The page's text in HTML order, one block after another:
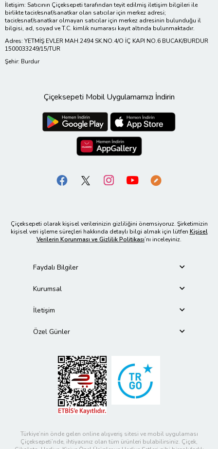
İletişim: Satıcının Çiçeksepeti tarafından teyit edilmiş iletişim bilgileri ile
birlikte tacir/esnaf/sanatkar olan satıcılar için merkez adresi;
tacir/esnaf/sanatkar olmayan satıcılar için merkez adresinin bulunduğu il
bilgisi, ad, soyad ve T.C. kimlik numarası kayıt altında bulunmaktadır.
Adres: YETMİŞ EVLER MAH.2494 SK.NO.4/O İÇ KAPI NO.6 BUCAK/BURDUR
1500033249/15/TUR
Şehir: Burdur
Çiçeksepeti Mobil Uygulamamızı İndirin
Çiçeksepeti olarak kişisel verilerinizin gizliliğini önemsiyoruz. Şirketimizin
kişisel veri işleme süreçleri hakkında detaylı bilgi almak için lütfen Kişisel
Verilerin Korunması ve Gizlilik Politikası’nı inceleyiniz.
Faydalı Bilgiler
Kurumsal
İletişim
Özel Günler
Türkiye’nin önde gelen online alışveriş sitesi ve mobil uygulaması
Çiçeksepeti’nde, ihtiyacınız olan tüm ürünleri bulabilirsiniz. Çiçek,